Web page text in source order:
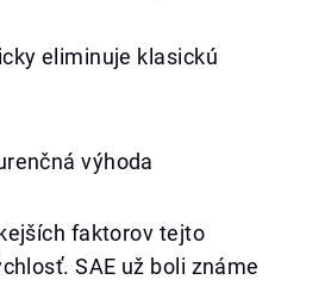
eliminuje klasickú
výhoda
faktorov tejto
SAE už boli známe